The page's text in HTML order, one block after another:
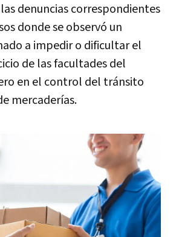
denuncias correspondientes
donde se observó un
a impedir o dificultar el
de las facultades del
en el control del tránsito
mercaderías.